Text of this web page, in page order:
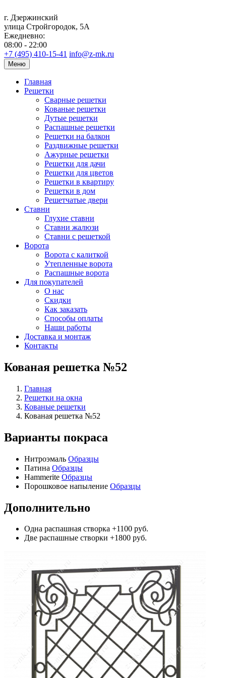
г. Дзержинский
улица Стройгородок, 5А
Ежедневно:
08:00 - 22:00
+7 (495) 410-15-41 info@z-mk.ru
Меню
Главная
Решетки
Сварные решетки
Кованые решетки
Дутые решетки
Распашные решетки
Решетки на балкон
Раздвижные решетки
Ажурные решетки
Решетки для дачи
Решетки для цветов
Решетки в квартиру
Решетки в дом
Решетчатые двери
Ставни
Глухие ставни
Ставни жалюзи
Ставни с решеткой
Ворота
Ворота с калиткой
Утепленные ворота
Распашные ворота
Для покупателей
О нас
Скидки
Как заказать
Способы оплаты
Наши работы
Доставка и монтаж
Контакты
Кованая решетка №52
Главная
Решетки на окна
Кованые решетки
Кованая решетка №52
Варианты покраса
Нитроэмаль Образцы
Патина Образцы
Hammerite Образцы
Порошковое напыление Образцы
Дополнительно
Одна распашная створка +1100 руб.
Две распашные створки +1800 руб.